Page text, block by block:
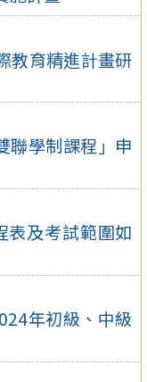
教育精進計畫研
聯學制課程」申
及考試範圍如
年初級、中級